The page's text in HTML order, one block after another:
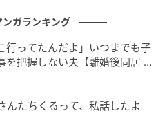
ンガランキング
行ってたんだよ」いつまでも子
を把握しない夫【離婚後同居 Vo
たちくるって、私話したよ